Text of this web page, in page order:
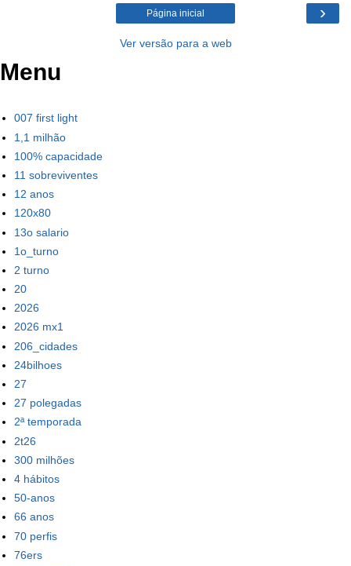
›
Página inicial
Ver versão para a web
Menu
007 first light
1,1 milhão
100% capacidade
11 sobreviventes
12 anos
120x80
13o salario
1o_turno
2 turno
20
2026
2026 mx1
206_cidades
24bilhoes
27
27 polegadas
2ª temporada
2t26
300 milhões
4 hábitos
50-anos
66 anos
70 perfis
76ers